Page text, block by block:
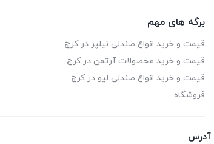
برگه های مهم
قیمت و خرید انواع صندلی نیلپر در کرج
قیمت و خرید محصولات آرتمن در کرج
قیمت و خرید انواع صندلی لیو در کرج
فروشگاه
آدرس